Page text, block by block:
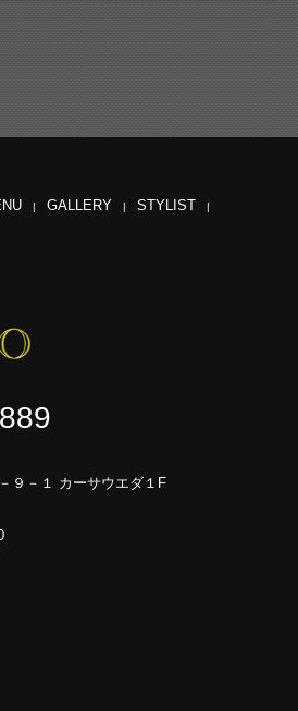
GALLERY STYLIST
９－１ カーサウエダ１F